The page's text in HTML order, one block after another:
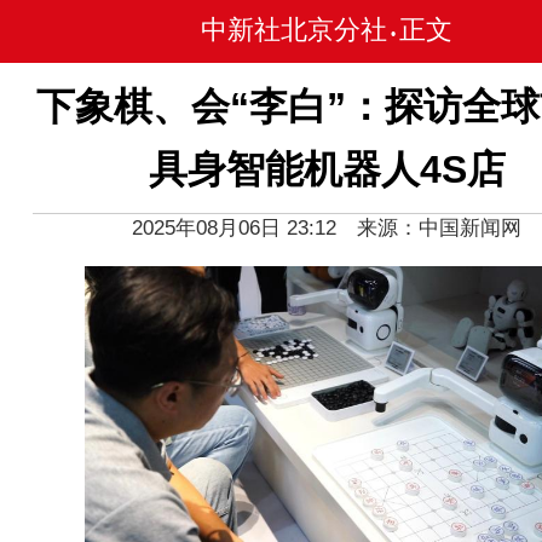
中新社北京分社 • 正文
下象棋、会“李白”：探访全
具身智能机器人4S店
2025年08月06日 23:12 来源：中国新闻网